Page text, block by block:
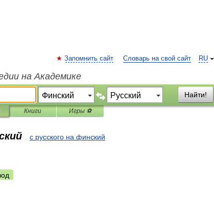
RU
Запомнить сайт Словарь на свой сайт
на Академике
Найти!
Книги Игры ⚽
с русского на финский